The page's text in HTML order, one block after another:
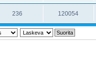
236 120054